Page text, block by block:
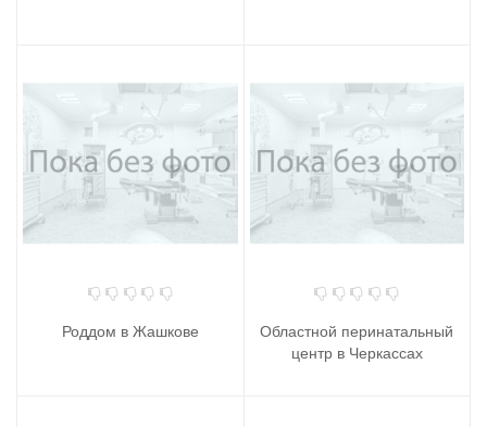
Роддом в Жашкове
Областной перинатальный
центр в Черкассах